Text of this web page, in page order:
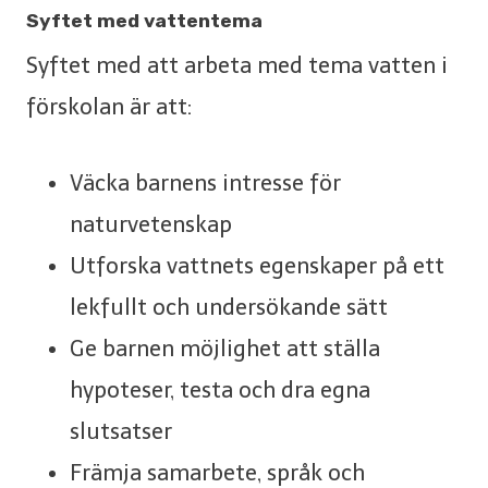
Syftet med vattentema
Syftet med att arbeta med tema vatten i
förskolan är att:
Väcka barnens intresse för
naturvetenskap
Utforska vattnets egenskaper på ett
lekfullt och undersökande sätt
Ge barnen möjlighet att ställa
hypoteser, testa och dra egna
slutsatser
Främja samarbete, språk och